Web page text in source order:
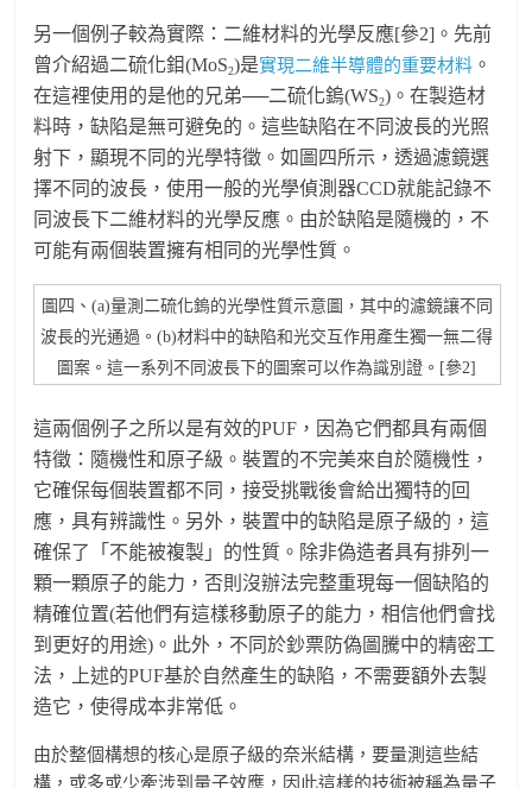
另一個例子較為實際：二維材料的光學反應[參2]。先前
曾介紹過二硫化鉬(MoS2)是實現二維半導體的重要材料 。
在這裡使用的是他的兄弟──二硫化鎢(WS2)。在製造材
料時，缺陷是無可避免的。這些缺陷在不同波長的光照
射下，顯現不同的光學特徵。如圖四所示，透過濾鏡選
擇不同的波長，使用一般的光學偵測器CCD就能記錄不
同波長下二維材料的光學反應。由於缺陷是隨機的，不
可能有兩個裝置擁有相同的光學性質。
圖四、(a)量測二硫化鎢的光學性質示意圖，其中的濾鏡讓不同
波長的光通過。(b)材料中的缺陷和光交互作用產生獨一無二得
圖案。這一系列不同波長下的圖案可以作為識別證。[參2]
這兩個例子之所以是有效的PUF，因為它們都具有兩個
特徵：隨機性和原子級。裝置的不完美來自於隨機性，
它確保每個裝置都不同，接受挑戰後會給出獨特的回
應，具有辨識性。另外，裝置中的缺陷是原子級的，這
確保了「不能被複製」的性質。除非偽造者具有排列一
顆一顆原子的能力，否則沒辦法完整重現每一個缺陷的
精確位置(若他們有這樣移動原子的能力，相信他們會找
到更好的用途)。此外，不同於鈔票防偽圖騰中的精密工
法，上述的PUF基於自然產生的缺陷，不需要額外去製
造它，使得成本非常低。
由於整個構想的核心是原子級的奈米結構，要量測這些結
構，或多或少牽涉到量子效應，因此這樣的技術被稱為量子